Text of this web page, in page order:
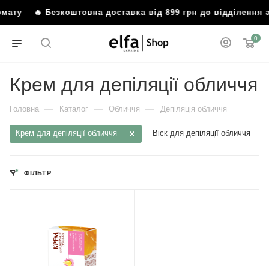
🔥 Безкоштовна доставка від 899 грн до
0
Крем для депіляції обличчя
Головна — Каталог — Обличчя — Депіляція обличчя
Віск для депіляції обличчя
Крем для депіляції обличчя
ФІЛЬТР